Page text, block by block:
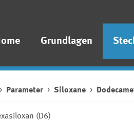
Grundlagen
Parameter Siloxane